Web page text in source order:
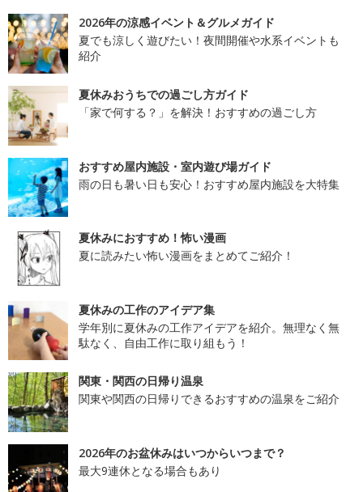
2026年の涼感イベント＆グルメガイド
夏でも涼しく遊びたい！夜間開催や水系イベントも
紹介
夏休みおうちでの過ごし方ガイド
「家で何する？」を解決！おすすめの過ごし方
おすすめ屋内施設・室内遊び場ガイド
雨の日も暑い日も安心！おすすめ屋内施設を大特集
夏休みにおすすめ！怖い漫画
夏に読みたい怖い漫画をまとめてご紹介！
夏休みの工作のアイデア集
学年別に夏休みの工作アイデアを紹介。無理なく無
駄なく、自由工作に取り組もう！
関東・関西の日帰り温泉
関東や関西の日帰りできるおすすめの温泉をご紹介
2026年のお盆休みはいつからいつまで？
最大9連休となる場合もあり